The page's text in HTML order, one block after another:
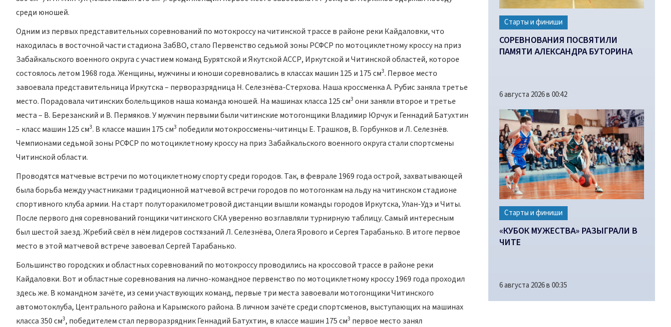
среди юношей.
Одним из первых представительных соревнований по мотокроссу на читинской трассе в районе реки Кайдаловки, что
находилась в восточной части стадиона ЗабВО, стало Первенство седьмой зоны РСФСР по мотоциклетному кроссу на приз
Забайкальского военного округа с участием команд Бурятской и Якутской АССР, Иркутской и Читинской областей, которое
состоялось летом 1968 года. Женщины, мужчины и юноши соревновались в классах машин 125 и 175 см3. Первое место
завоевала представительница Иркутска – перворазрядница Н. Селезнёва-Стерхова. Наша кроссменка А. Рубис заняла третье
место. Порадовала читинских болельщиков наша команда юношей. На машинах класса 125 см3 они заняли второе и третье
места – В. Березанский и В. Пермяков. У мужчин первыми были читинские мотогонщики Владимир Юрчук и Геннадий Батухтин
– класс машин 125 см3. В классе машин 175 см3 победили мотокроссмены-читинцы Е. Трашков, В. Горбунков и Л. Селезнёв.
Чемпионами седьмой зоны РСФСР по мотоциклетному кроссу на приз Забайкальского военного округа стали спортсмены
Читинской области.
Проводятся матчевые встречи по мотоциклетному спорту среди городов. Так, в феврале 1969 года острой, захватывающей
была борьба между участниками традиционной матчевой встречи городов по мотогонкам на льду на читинском стадионе
спортивного клуба армии. На старт полуторакилометровой дистанции вышли команды городов Иркутска, Улан-Удэ и Читы.
После первого дня соревнований гонщики читинского СКА уверенно возглавляли турнирную таблицу. Самый интересным
был шестой заезд. Жребий свёл в нём лидеров состязаний Л. Селезнёва, Олега Ярового и Сергея Тарабанько. В итоге первое
место в этой матчевой встрече завоевал Сергей Тарабанько.
Большинство городских и областных соревнований по мотокроссу проводились на кроссовой трассе в районе реки
Кайдаловки. Вот и областные соревнования на лично-командное первенство по мотоциклетному кроссу 1969 года проходил
здесь же. В командном зачёте, из семи участвующих команд, первые три места завоевали мотогонщики Читинского
автомотоклуба, Центрального района и Карымского района. В личном зачёте среди спортсменов, выступающих на машинах
класса 350 см3, победителем стал перворазрядник Геннадий Батухтин, в классе машин 175 см3 первое место занял
Старты и финиши
СОРЕВНОВАНИЯ ПОСВЯТИЛИ
ПАМЯТИ АЛЕКСАНДРА БУТОРИНА
6 августа 2026 в 00:42
Старты и финиши
«КУБОК МУЖЕСТВА» РАЗЫГРАЛИ В
ЧИТЕ
6 августа 2026 в 00:35